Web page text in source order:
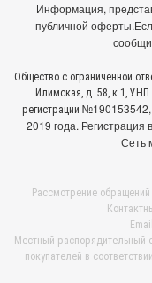
Информация,
публичной оферты.
Общество с ограниченной
Илимская, д. 58, к.1, УНП
регистрации №190153542,
2019 года.
Сеть
Рассмотрение
Местный распорядительный
покупателей в